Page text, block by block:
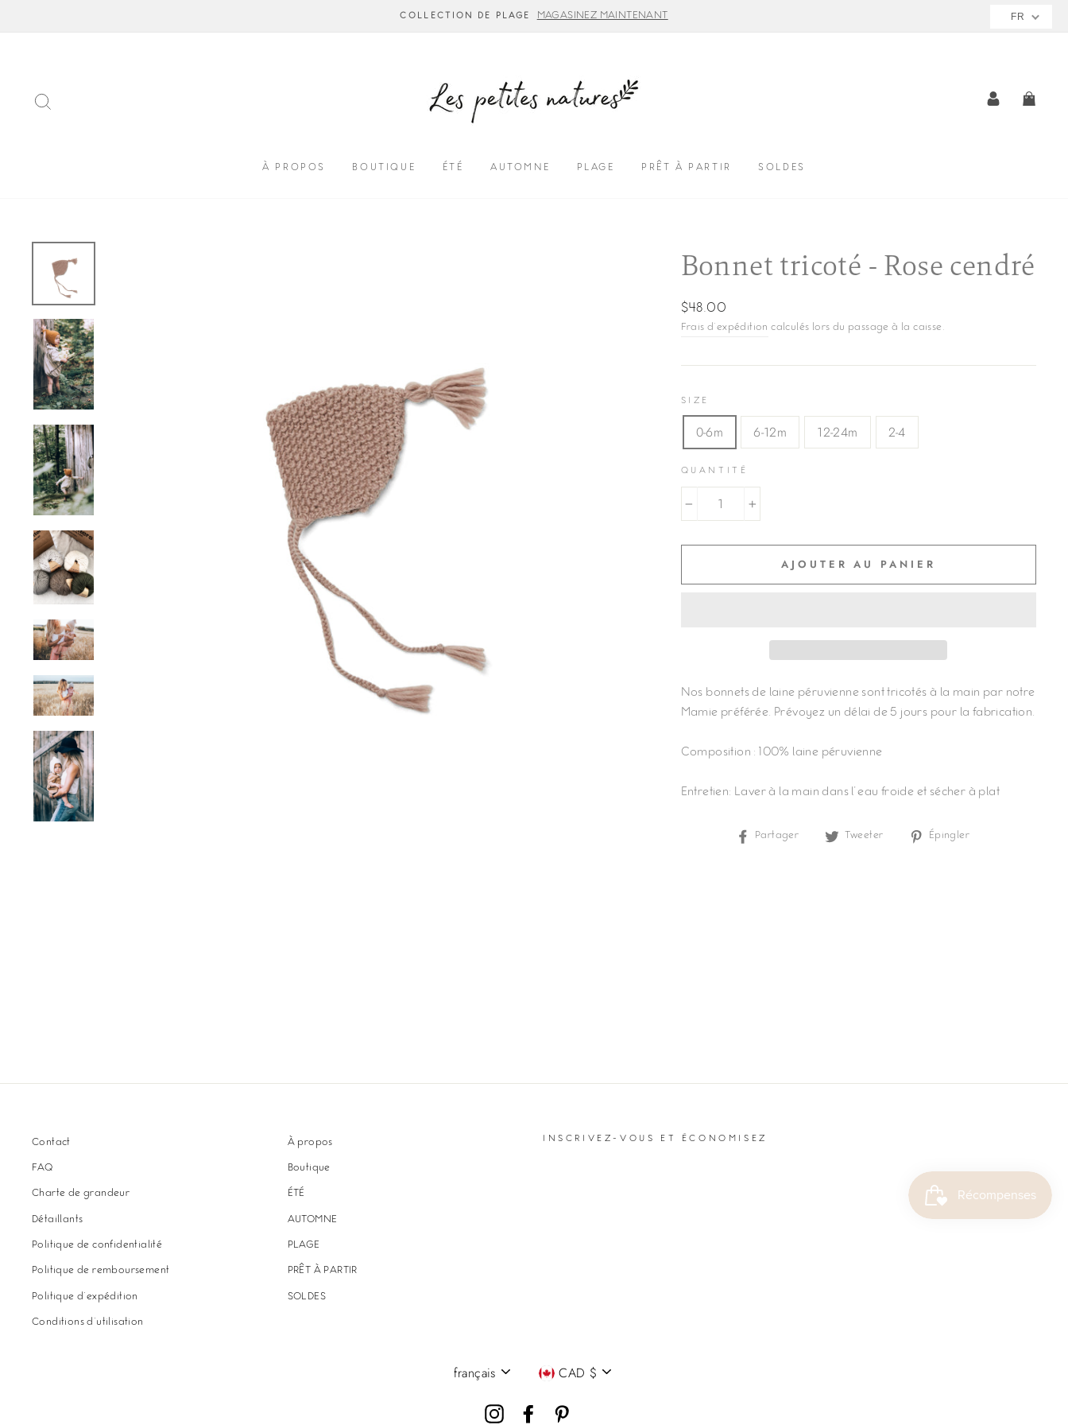
COLLECTION DE PLAGE MAGASINEZ MAINTENANT
SE
À PROPOS BOUTIQUE ÉTÉ AUTOMNE PLAGE PRÊT À PARTIR SOLDES
Bonnet tricoté - Rose cendré
Prix
régulier
$48.00
Frais d'expédition calculés lors du passage à la caisse.
SIZE
0-6m 6-12m 12-24m 2-4
QUANTITÉ
+
AJOUTER AU PANIER
Nos bonnets de laine péruvienne sont tricotés à la main par notre
Mamie préférée. Prévoyez un délai de 5 jours pour la fabrication.
Composition : 100% laine péruvienne
Entretien: Laver à la main dans l’eau froide et sécher à plat
Partager
PartagerTweeter
TweeterÉpingler
Contact
FAQ
Charte de grandeur
Détaillants
Politique de confidentialité
Politique de remboursement
Politique d'expédition
Conditions d'utilisation
À propos
Boutique
ÉTÉ
AUTOMNE
PLAGE
PRÊT À PARTIR
SOLDES
INSCRIVEZ-VOUS ET ÉCONOMISEZ
Langue
français Devise
CAD $
InstagramFacebook
FR